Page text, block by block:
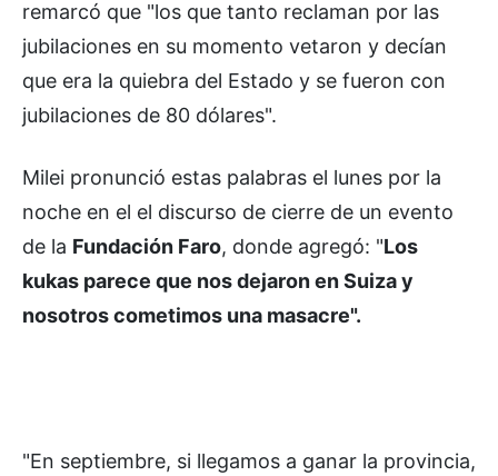
remarcó que "los que tanto reclaman por las
jubilaciones en su momento vetaron y decían
que era la quiebra del Estado y se fueron con
jubilaciones de 80 dólares".
Milei pronunció estas palabras el lunes por la
noche en el el discurso de cierre de un evento
de la Fundación Faro, donde agregó: "Los
kukas parece que nos dejaron en Suiza y
nosotros cometimos una masacre".
"En septiembre, si llegamos a ganar la provincia,